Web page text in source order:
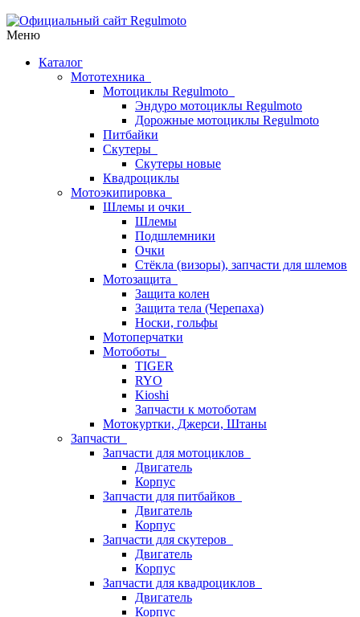
Меню
Каталог
Мототехника
Мотоциклы Regulmoto
Эндуро мотоциклы Regulmoto
Дорожные мотоциклы Regulmoto
Питбайки
Скутеры
Скутеры новые
Квадроциклы
Мотоэкипировка
Шлемы и очки
Шлемы
Подшлемники
Очки
Стёкла (визоры), запчасти для шлемов
Мотозащита
Защита колен
Защита тела (Черепаха)
Носки, гольфы
Мотоперчатки
Мотоботы
TIGER
RYO
Kioshi
Запчасти к мотоботам
Мотокуртки, Джерси, Штаны
Запчасти
Запчасти для мотоциклов
Двигатель
Корпус
Запчасти для питбайков
Двигатель
Корпус
Запчасти для скутеров
Двигатель
Корпус
Запчасти для квадроциклов
Двигатель
Корпус